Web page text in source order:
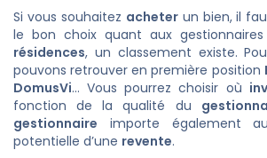
Si vous souhaitez acheterun bien, il
le bon choix quant aux
résidences, un classement existe.
pouvons retrouver en première position
DomusVi... Vous pourrez choisir où
fonction de la qualité du
gestionnaire importe également
potentielle d’une revente.